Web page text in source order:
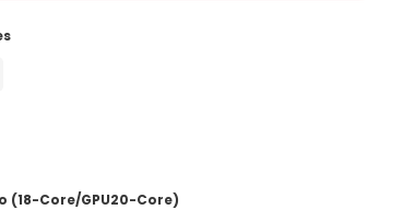
(18-Core/GPU20-Core)